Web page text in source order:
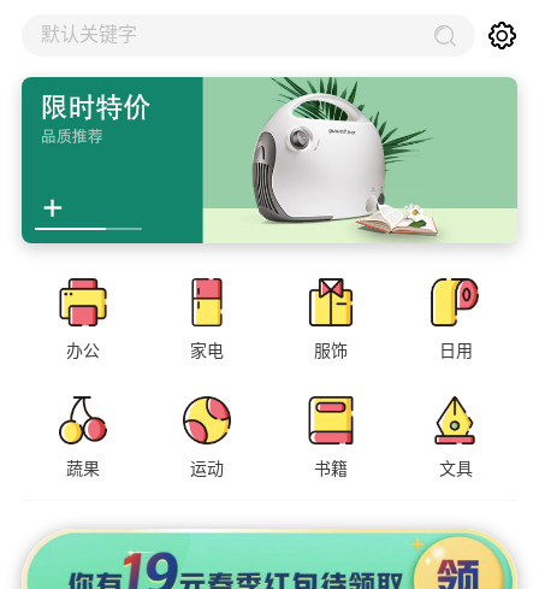
默认关键字
办公 家电 服饰 日用
蔬果 运动 书籍 文具